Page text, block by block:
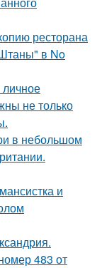
ресторана
в No
личное
не только
в небольшом
и
483 от